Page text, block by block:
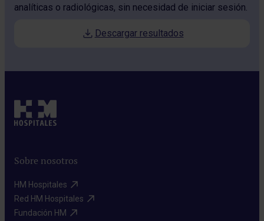
analíticas o radiológicas, sin necesidad de iniciar sesión.
Descargar resultados
Sobre nosotros
HM Hospitales​
Red HM Hospitales​
Fundación HM​